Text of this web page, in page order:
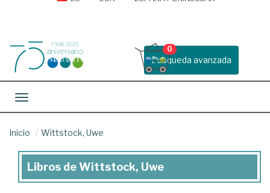
Busqueda avanzada
0
Toggle navigation
Inicio Wittstock, Uwe
Libros
Libros de Wittstock, Uwe